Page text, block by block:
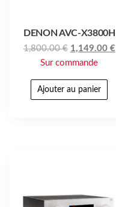
DENON AVC-X3800H
1,800.00€ 1,149.00 €
Sur commande
Ajouter au panier